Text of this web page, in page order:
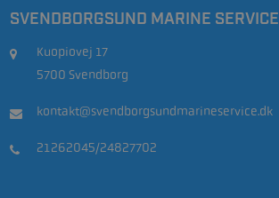
SVENDBORGSUND MARINE SERVICE
Kuopiovej 17
5700 Svendborg
kontakt@svendborgsundmarineservice.dk
21262045/24827702